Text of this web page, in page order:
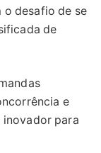
o desafio de se
de
e
para